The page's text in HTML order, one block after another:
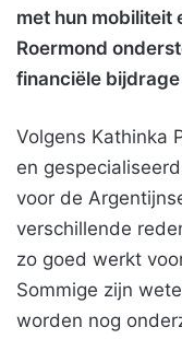
met hun mobiliteit
Roermond
financiële
Volgens Kathinka
en
voor de
verschillende
zo goed werkt
Sommige zijn
worden nog